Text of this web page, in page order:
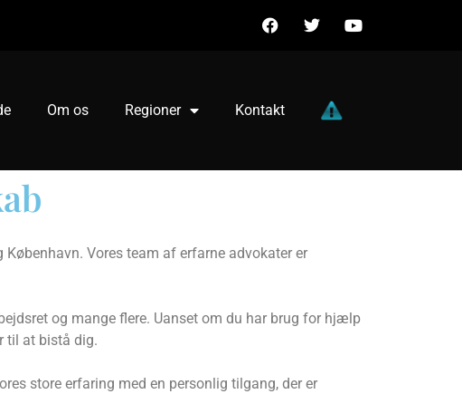
Om os Regioner Kontakt
Vores team af erfarne advokater er
og mange flere. Uanset om du har brug for hjælp
til at bistå dig.
store erfaring med en personlig tilgang, der er